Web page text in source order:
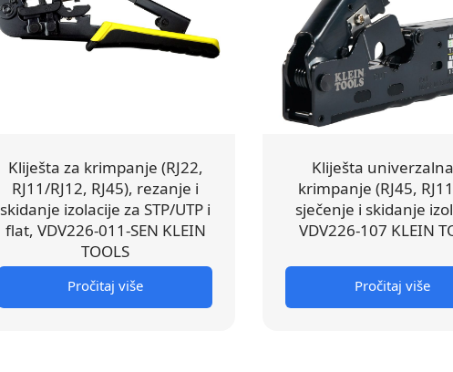
Kliješta za krimpanje (RJ22,
RJ11/RJ12, RJ45), rezanje i
skidanje izolacije za STP/UTP i
flat, VDV226-011-SEN KLEIN
TOOLS
Pročitaj više
Kliješta
krimpanje (RJ45,
sječenje i skidanje
VDV226-107 KLEIN
Pročitaj više